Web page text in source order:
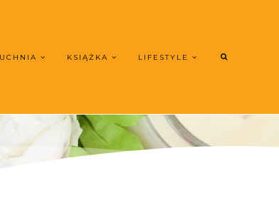
KSIĄŻKA LIFESTYLE